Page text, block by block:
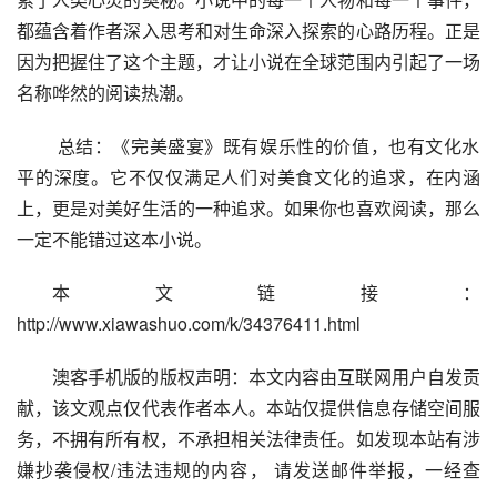
都蕴含着作者深入思考和对生命深入探索的心路历程。正是
因为把握住了这个主题，才让小说在全球范围内引起了一场
名称哗然的阅读热潮。
平的深度。它不仅仅满足人们对美食文化的追求，在内涵
上，更是对美好生活的一种追求。如果你也喜欢阅读，那么
一定不能错过这本小说。
本文链接：
http://www.xiawashuo.com/k/34376411.html
澳客手机版的版权声明：本文内容由互联网用户自发贡
献，该文观点仅代表作者本人。本站仅提供信息存储空间服
务，不拥有所有权，不承担相关法律责任。如发现本站有涉
嫌抄袭侵权/违法违规的内容， 请发送邮件举报，一经查